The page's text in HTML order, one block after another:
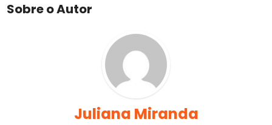
Sobre o Autor
Juliana Miranda